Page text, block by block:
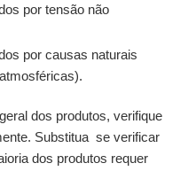
por tensão não
por causas naturais
dos produtos, verifique
Substitua se verificar
dos produtos requer